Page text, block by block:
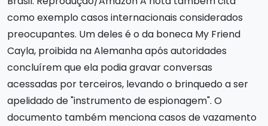
como exemplo casos internacionais considerados
preocupantes. Um deles é o da boneca My Friend
Cayla, proibida na Alemanha após autoridades
concluírem que ela podia gravar conversas
acessadas por terceiros, levando o brinquedo a ser
apelidado de "instrumento de espionagem". O
documento também menciona casos de vazamento